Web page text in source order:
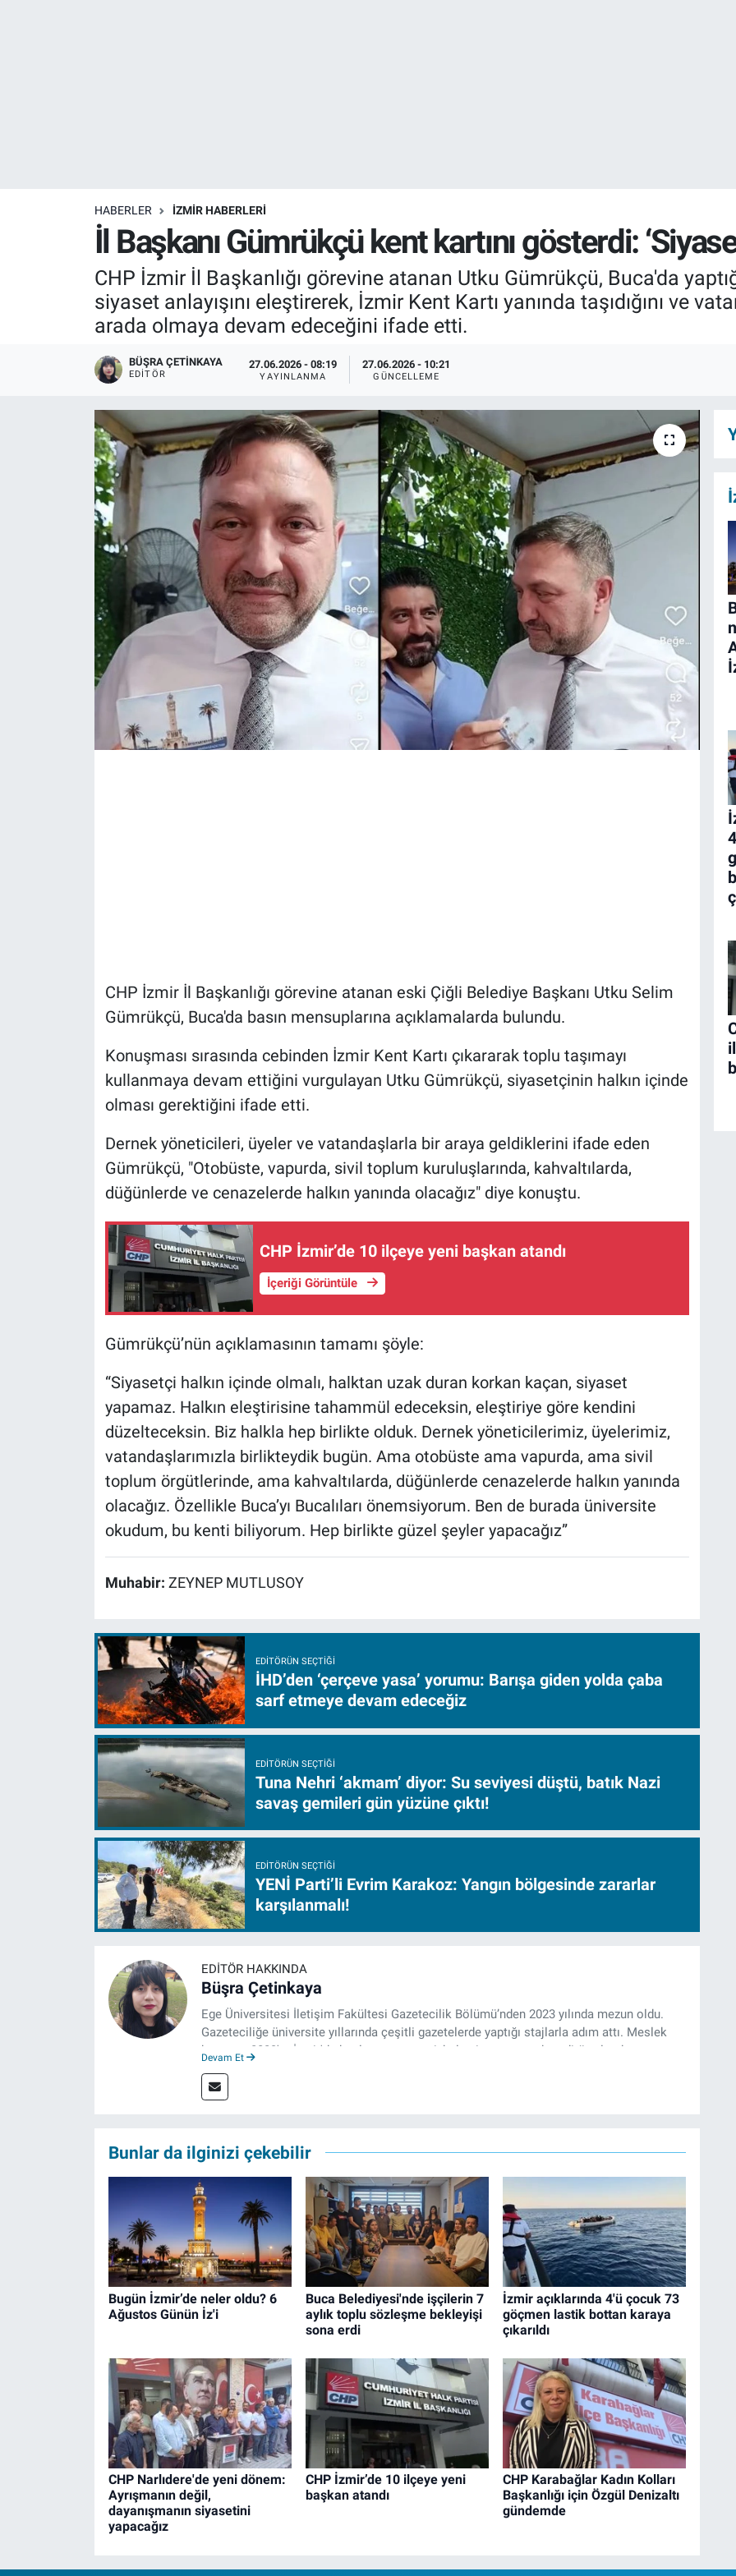
HABERLER İZMİR HABERLERİ
İl Başkanı Gümrükçü kent kartını gösterdi:
CHP İzmir İl Başkanlığı görevine atanan Utku Gümrükçü, Buca'da
siyaset anlayışını eleştirerek, İzmir Kent Kartı yanında taşıdığını ve
arada olmaya devam edeceğini ifade etti.
BÜŞRA ÇETINKAYA
EDITÖR
27.06.2026 - 08:19
YAYINLANMA
27.06.2026 - 10:21
GÜNCELLEME
CHP İzmir İl Başkanlığı görevine atanan eski Çiğli Belediye Başkanı Utku Selim
Gümrükçü, Buca'da basın mensuplarına açıklamalarda bulundu.
Konuşması sırasında cebinden İzmir Kent Kartı çıkararak toplu taşımayı
kullanmaya devam ettiğini vurgulayan Utku Gümrükçü, siyasetçinin halkın içinde
olması gerektiğini ifade etti.
Dernek yöneticileri, üyeler ve vatandaşlarla bir araya geldiklerini ifade eden
Gümrükçü, "Otobüste, vapurda, sivil toplum kuruluşlarında, kahvaltılarda,
düğünlerde ve cenazelerde halkın yanında olacağız" diye konuştu.
CHP İzmir’de 10 ilçeye yeni başkan atandı
İçeriği Görüntüle
Gümrükçü’nün açıklamasının tamamı şöyle:
“Siyasetçi halkın içinde olmalı, halktan uzak duran korkan kaçan, siyaset
yapamaz. Halkın eleştirisine tahammül edeceksin, eleştiriye göre kendini
düzelteceksin. Biz halkla hep birlikte olduk. Dernek yöneticilerimiz, üyelerimiz,
vatandaşlarımızla birlikteydik bugün. Ama otobüste ama vapurda, ama sivil
toplum örgütlerinde, ama kahvaltılarda, düğünlerde cenazelerde halkın yanında
olacağız. Özellikle Buca’yı Bucalıları önemsiyorum. Ben de burada üniversite
okudum, bu kenti biliyorum. Hep birlikte güzel şeyler yapacağız”
Muhabir: ZEYNEP MUTLUSOY
EDITÖRÜN SEÇTIĞI
İHD’den ‘çerçeve yasa’ yorumu: Barışa giden yolda çaba
sarf etmeye devam edeceğiz
EDITÖRÜN SEÇTIĞI
Tuna Nehri ‘akmam’ diyor: Su seviyesi düştü, batık Nazi
savaş gemileri gün yüzüne çıktı!
EDITÖRÜN SEÇTIĞI
YENİ Parti’li Evrim Karakoz: Yangın bölgesinde zararlar
karşılanmalı!
EDITÖR HAKKINDA
Büşra Çetinkaya
Ege Üniversitesi İletişim Fakültesi Gazetecilik Bölümü’nden 2023 yılında mezun oldu.
Gazeteciliğe üniversite yıllarında çeşitli gazetelerde yaptığı stajlarla adım attı. Meslek
hayatına 2023'te İzmir'de başlayan gazeteci, halen izgazete.net’te editör olarak
Devam Et
Bunlar da ilginizi çekebilir
Bugün İzmir’de neler oldu? 6
Ağustos Günün İz'i
Buca Belediyesi'nde işçilerin 7
aylık toplu sözleşme bekleyişi
sona erdi
İzmir açıklarında 4'ü çocuk 73
göçmen lastik bottan karaya
çıkarıldı
CHP Narlıdere'de yeni dönem:
Ayrışmanın değil,
dayanışmanın siyasetini
yapacağız
CHP İzmir’de 10 ilçeye yeni
başkan atandı
CHP Karabağlar Kadın Kolları
Başkanlığı için Özgül Denizaltı
gündemde